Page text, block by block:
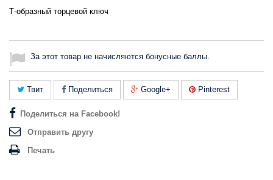
Т-образный торцевой ключ
За этот товар не начисляются бонусные баллы.
Твит Поделиться Google+ Pinterest
Поделиться на Facebook!
Отправить другу
Печать